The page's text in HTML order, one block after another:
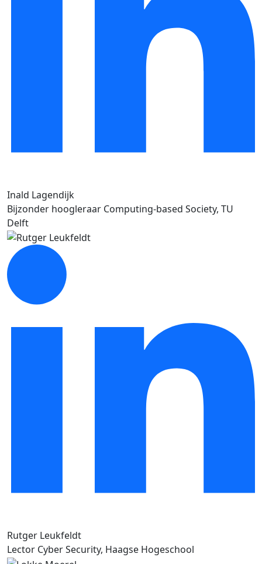
Inald Lagendijk
Bijzonder hoogleraar Computing-based Society, TU
Delft
Rutger Leukfeldt
Lector Cyber Security, Haagse Hogeschool